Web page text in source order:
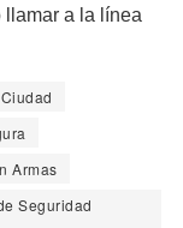
a la línea
Ciudad
Armas
Seguridad